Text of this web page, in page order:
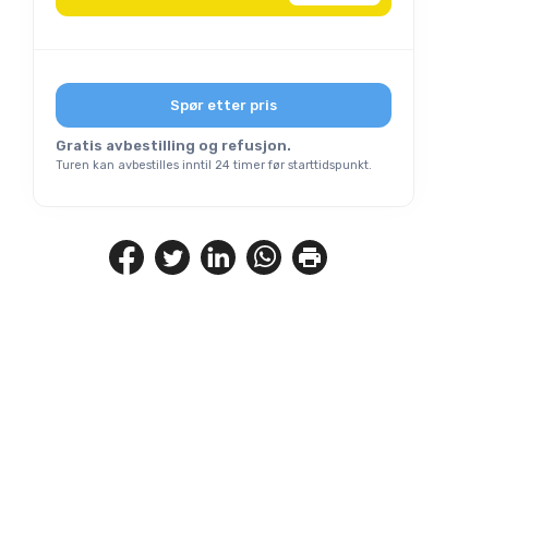
Spør etter pris
Gratis avbestilling og refusjon.
Turen kan avbestilles inntil 24 timer før starttidspunkt.